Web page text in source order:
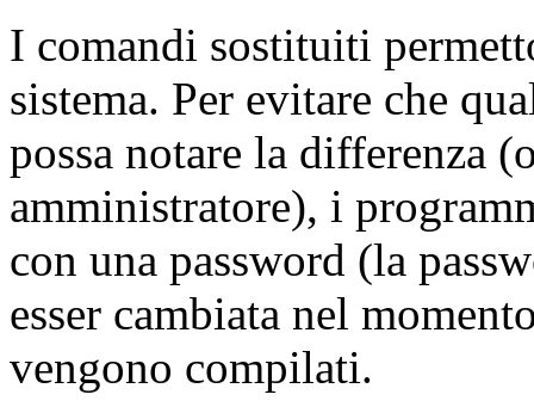
I comandi sostituiti
sistema. Per evitare che
possa notare la differenza
amministratore), i
con una password (la
esser cambiata nel
vengono compilati.